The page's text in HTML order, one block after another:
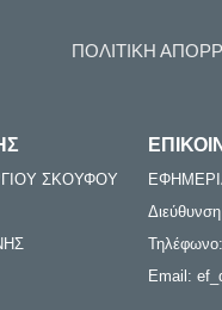
ΠΟΛΙΤΙΚΗ
ΣΚΟΥΦΟΥ
Email: